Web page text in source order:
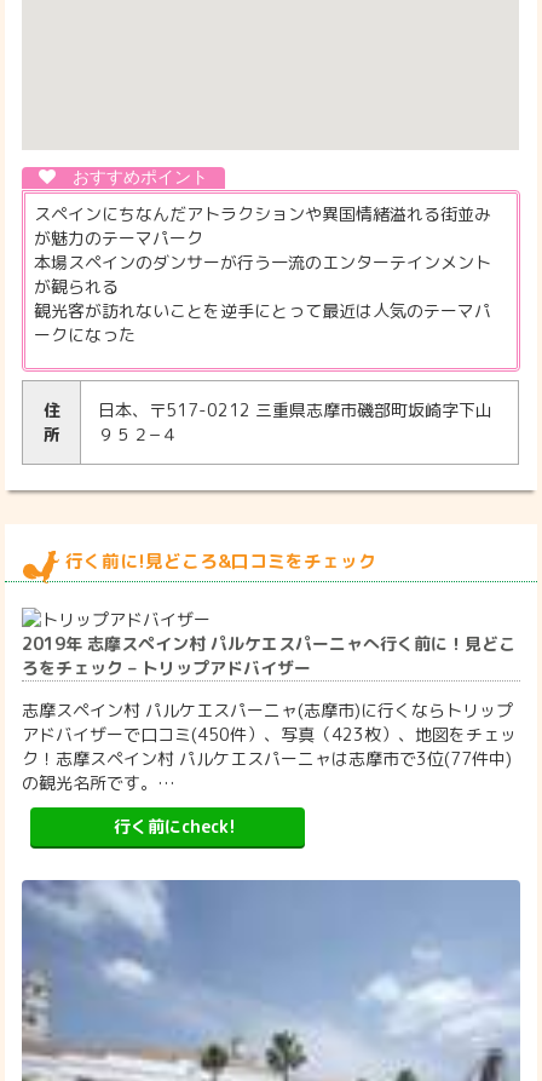
スペインにちなんだアトラクションや異国情緒溢れる街並み
が魅力のテーマパーク
本場スペインのダンサーが行う一流のエンターテインメント
が観られる
観光客が訪れないことを逆手にとって最近は人気のテーマパ
ークになった
住
所
日本、〒517-0212 三重県志摩市磯部町坂崎字下山
９５２−４
行く前に!見どころ&口コミをチェック
2019年 志摩スペイン村 パルケエスパーニャへ行く前に！見どこ
ろをチェック – トリップアドバイザー
志摩スペイン村 パルケエスパーニャ(志摩市)に行くならトリップ
アドバイザーで口コミ(450件）、写真（423枚）、地図をチェッ
ク！志摩スペイン村 パルケエスパーニャは志摩市で3位(77件中)
の観光名所です。…
行く前にcheck!